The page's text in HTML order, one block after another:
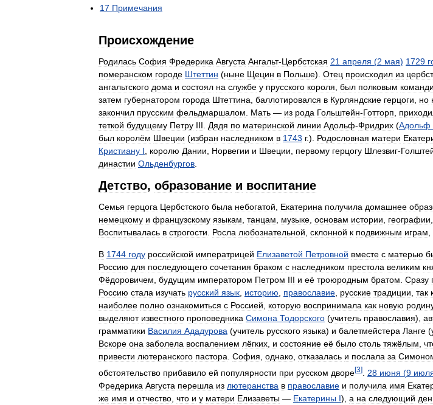
17 Примечания
Происхождение
Родилась София Фредерика Августа Ангальт-Цербстская 21 апреля (2 мая) 1729
померанском городе Штеттин (ныне Щецин в Польше). Отец происходил из цербст
ангальтского дома и состоял на службе у прусского короля был полковым
затем губернатором города Штеттина баллотировался в Курляндские герцоги но
закончил прусским фельдмаршалом Мать — из рода Гольштейн-Готторп
теткой будущему Петру III Дядя по материнской линии Адольф-Фридрих (Адольф
был королём Швеции (избран наследником в 1743 г.). Родословная матери
Кристиану I королю Дании Норвегии и Швеции первому герцогу Шлезвиг-
династии Ольденбургов
Детство, образование и воспитание
Семья герцога Цербстского была небогатой Екатерина получила домашнее
немецкому и французскому языкам танцам музыке основам истории географии
Воспитывалась в строгости Росла любознательной склонной к подвижным играм
В 1744 году российской императрицей Елизаветой Петровной вместе с матерью
Россию для последующего сочетания браком с наследником престола великим
Фёдоровичем будущим императором Петром III и её троюродным братом Сразу
Россию стала изучать русский язык историю православие русские традиции так
наиболее полно ознакомиться с Россией которую воспринимала как новую
выделяют известного проповедника Симона Тодорского (учитель православия),
грамматики Василия Ададурова (учитель русского языка) и балетмейстера Ланге (
Вскоре она заболела воспалением лёгких и состояние её было столь тяжёлым
привести лютеранского пастора София однако отказалась и послала за
обстоятельство прибавило ей популярности при русском дворе[3] 28 июня (9
Фредерика Августа перешла из лютеранства в православие и получила имя
же имя и отчество что и у матери Елизаветы — Екатерины I), а на следующий